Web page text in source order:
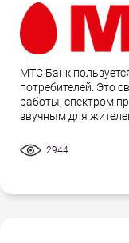
МТС Банк
потребителей. Это
работы, спектром
звучным для
2944